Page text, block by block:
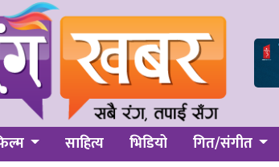
साहित्य भिडियो गित/संगीत